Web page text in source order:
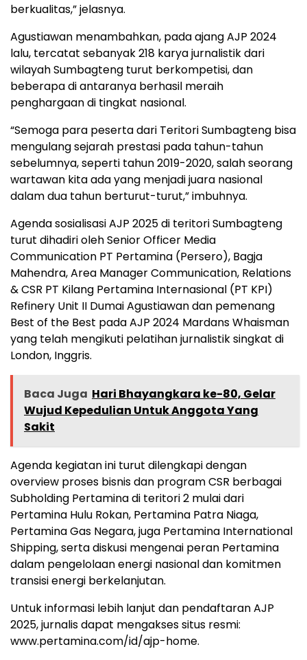
berkualitas,” jelasnya.
Agustiawan menambahkan, pada ajang AJP 2024
lalu, tercatat sebanyak 218 karya jurnalistik dari
wilayah Sumbagteng turut berkompetisi, dan
beberapa di antaranya berhasil meraih
penghargaan di tingkat nasional.
“Semoga para peserta dari Teritori Sumbagteng bisa
mengulang sejarah prestasi pada tahun-tahun
sebelumnya, seperti tahun 2019-2020, salah seorang
wartawan kita ada yang menjadi juara nasional
dalam dua tahun berturut-turut,” imbuhnya.
Agenda sosialisasi AJP 2025 di teritori Sumbagteng
turut dihadiri oleh Senior Officer Media
Communication PT Pertamina (Persero), Bagja
Mahendra, Area Manager Communication, Relations
& CSR PT Kilang Pertamina Internasional (PT KPI)
Refinery Unit II Dumai Agustiawan dan pemenang
Best of the Best pada AJP 2024 Mardans Whaisman
yang telah mengikuti pelatihan jurnalistik singkat di
London, Inggris.
Baca Juga Hari Bhayangkara ke-80, Gelar
Wujud Kepedulian Untuk Anggota Yang
Sakit
Agenda kegiatan ini turut dilengkapi dengan
overview proses bisnis dan program CSR berbagai
Subholding Pertamina di teritori 2 mulai dari
Pertamina Hulu Rokan, Pertamina Patra Niaga,
Pertamina Gas Negara, juga Pertamina International
Shipping, serta diskusi mengenai peran Pertamina
dalam pengelolaan energi nasional dan komitmen
transisi energi berkelanjutan.
Untuk informasi lebih lanjut dan pendaftaran AJP
2025, jurnalis dapat mengakses situs resmi:
www.pertamina.com/id/ajp-home.